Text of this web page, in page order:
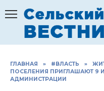
содержанию
ГЛАВНАЯ » #ВЛАСТЬ »
ПОСЕЛЕНИЯ ПРИГЛАШАЮТ 9
АДМИНИСТРАЦИИ